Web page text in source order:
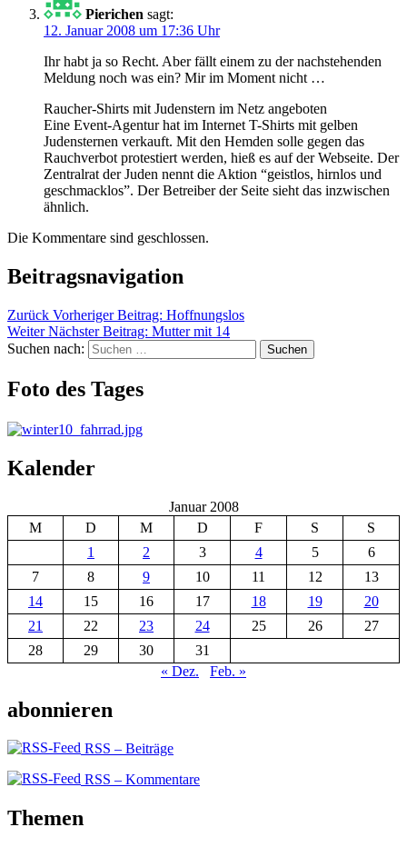
Pierichen sagt:
12. Januar 2008 um 17:36 Uhr
Ihr habt ja so Recht. Aber fällt einem zu der nachstehenden
Meldung noch was ein? Mir im Moment nicht …
Raucher-Shirts mit Judenstern im Netz angeboten
Eine Event-Agentur hat im Internet T-Shirts mit gelben
Judensternen verkauft. Mit den Hemden solle gegen das
Rauchverbot protestiert werden, hieß es auf der Webseite. Der
Zentralrat der Juden nennt die Aktion “geistlos, hirnlos und
geschmacklos”. Der Betreiber der Seite sieht das inzwischen
ähnlich.
Die Kommentare sind geschlossen.
Beitragsnavigation
Zurück Vorheriger Beitrag: Hoffnungslos
Weiter Nächster Beitrag: Mutter mit 14
Suchen nach:
Suchen
Foto des Tages
Kalender
Januar 2008
M
D M D F S
S
1
2 3 4 5
6
7
8 9 10 11 12
13
14
15 16 17 18 19
20
21
22 23 24 25 26
27
28
29 30
31
« Dez.
Feb. »
abonnieren
RSS – Beiträge
RSS – Kommentare
Themen